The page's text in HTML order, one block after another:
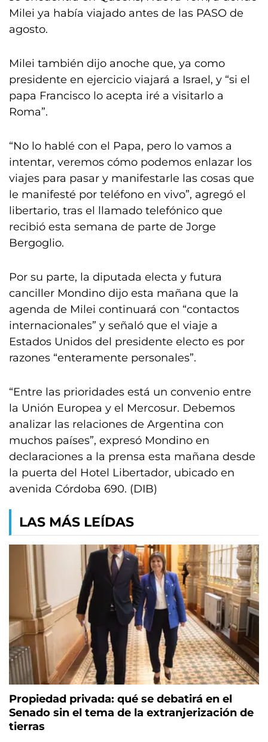
Milei ya había viajado antes de las PASO de
agosto.
Milei también dijo anoche que, ya como
presidente en ejercicio viajará a Israel, y “si el
papa Francisco lo acepta iré a visitarlo a
Roma”.
“No lo hablé con el Papa, pero lo vamos a
intentar, veremos cómo podemos enlazar los
viajes para pasar y manifestarle las cosas que
le manifesté por teléfono en vivo”, agregó el
libertario, tras el llamado telefónico que
recibió esta semana de parte de Jorge
Bergoglio.
Por su parte, la diputada electa y futura
canciller Mondino dijo esta mañana que la
agenda de Milei continuará con “contactos
internacionales” y señaló que el viaje a
Estados Unidos del presidente electo es por
razones “enteramente personales”.
“Entre las prioridades está un convenio entre
la Unión Europea y el Mercosur. Debemos
analizar las relaciones de Argentina con
muchos países”, expresó Mondino en
declaraciones a la prensa esta mañana desde
la puerta del Hotel Libertador, ubicado en
avenida Córdoba 690. (DIB)
LAS MÁS LEÍDAS
Propiedad privada: qué se debatirá en el
Senado sin el tema de la extranjerización de
tierras